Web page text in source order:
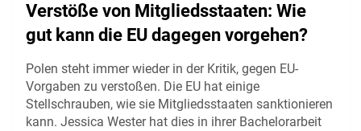
Verstöße von Mitgliedsstaaten: Wie
gut kann die EU dagegen vorgehen?
Polen steht immer wieder in der Kritik, gegen EU-
Vorgaben zu verstoßen. Die EU hat einige
Stellschrauben, wie sie Mitgliedsstaaten sanktionieren
kann. Jessica Wester hat dies in ihrer Bachelorarbeit